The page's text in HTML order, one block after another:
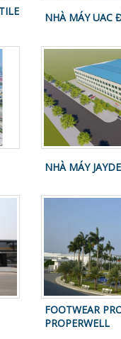
NHÀ MÁY UAC
NHÀ MÁY
FOOTWEAR
PROPERWELL